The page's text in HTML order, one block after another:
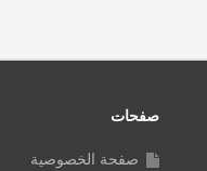
صفحات
صفحة الخصوصية